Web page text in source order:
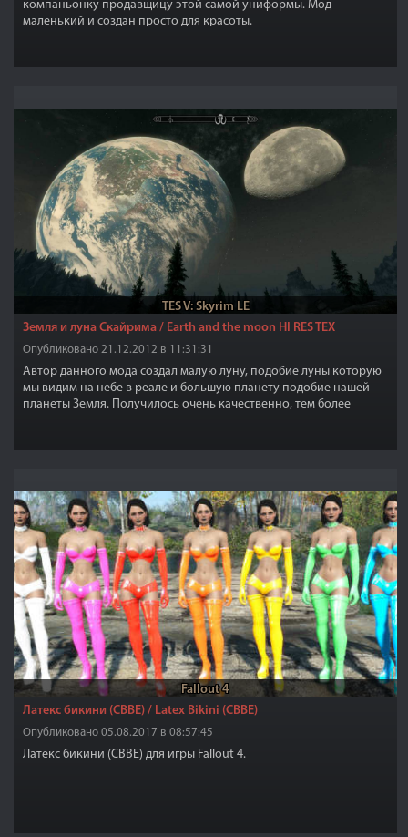
компаньонку продавщицу этой самой униформы. Мод
маленький и создан просто для красоты.
TES V: Skyrim LE
Земля и луна Скайрима / Earth and the moon HI RES TEX
Опубликовано 21.12.2012 в 11:31:31
Автор данного мода создал малую луну, подобие луны которую
мы видим на небе в реале и большую планету подобие нашей
планеты Земля. Получилось очень качественно, тем более
Fallout 4
Латекс бикини (СВВЕ) / Latex Bikini (CBBE)
Опубликовано 05.08.2017 в 08:57:45
Латекс бикини (СВВЕ) для игры Fallout 4.